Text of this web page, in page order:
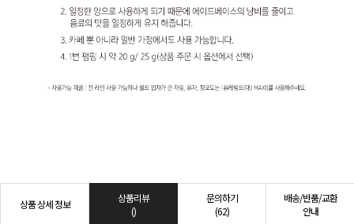
상품 상세 정보
상품리뷰
()
문의하기
(62)
배송/반품/교환
안내